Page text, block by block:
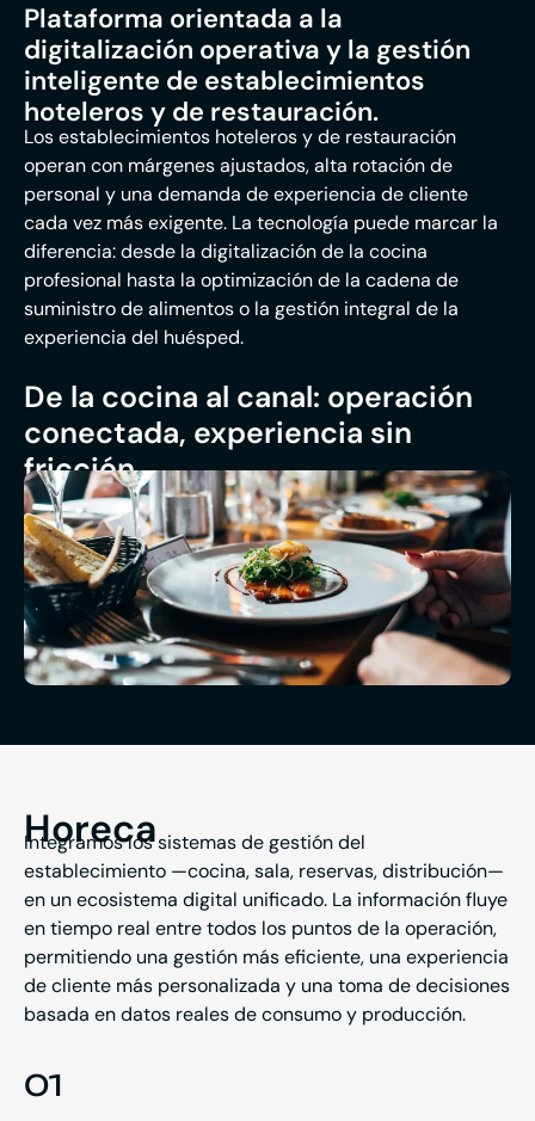
Plataforma orientada a la
digitalización operativa y la gestión
inteligente de establecimientos
hoteleros y de restauración.
Los establecimientos hoteleros y de restauración
operan con márgenes ajustados, alta rotación de
personal y una demanda de experiencia de cliente
cada vez más exigente. La tecnología puede marcar la
diferencia: desde la digitalización de la cocina
profesional hasta la optimización de la cadena de
suministro de alimentos o la gestión integral de la
experiencia del huésped.
De la cocina al canal: operación
conectada, experiencia sin
fricción
Horeca
Integramos los sistemas de gestión del
establecimiento —cocina, sala, reservas, distribución—
en un ecosistema digital unificado. La información fluye
en tiempo real entre todos los puntos de la operación,
permitiendo una gestión más eficiente, una experiencia
de cliente más personalizada y una toma de decisiones
basada en datos reales de consumo y producción.
01